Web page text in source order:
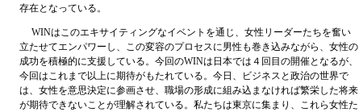
存在となっている。
WINはこのエキサイティングなイベントを通じ、女性リーダーたちを奮い
立たせてエンパワーし、この変容のプロセスに男性も巻き込みながら、女性の
成功を積極的に支援している。今回のWINは日本では４回目の開催となるが、
今回はこれまで以上に期待がもたれている。今日、ビジネスと政治の世界で
は、女性を意思決定に参画させ、職場の形成に組み込まなければ繁栄した将来
が期待できないことが理解されている。私たちは東京に集まり、これら女性た